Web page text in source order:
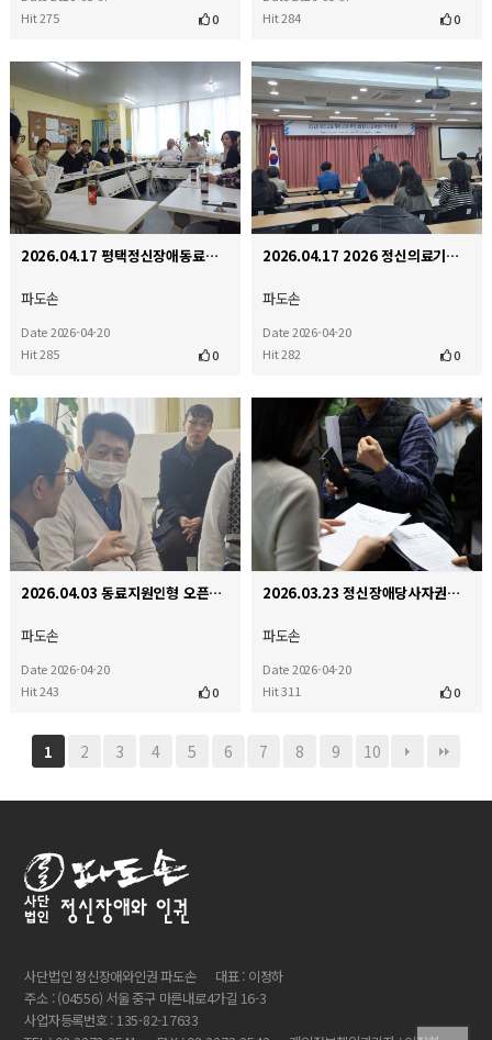
Hit 275
0
Hit 284
0
2026.04.17 평택정신장애동료지원센터 내방
파도손
Date 2026-04-20
Hit 285
0
2026.04.17 2026 정신의료기관 시설 환경 실태조사 결과발표 및 토론회
파도손
Date 2026-04-20
Hit 282
0
2026.04.03 동료지원인형 오픈다이얼로그 인터비전
파도손
Date 2026-04-20
Hit 243
0
2026.03.23 정신장애당사자권익연대 국가인권위원회앞 기자회견
파도손
Date 2026-04-20
Hit 311
0
1 2 3 4 5 6 7 8 9 10
사단법인 정신장애와인권 파도손
대표 : 이정하
주소 : (04556) 서울 중구 마른내로4가길 16-3
사업자등록번호 : 135-82-17633